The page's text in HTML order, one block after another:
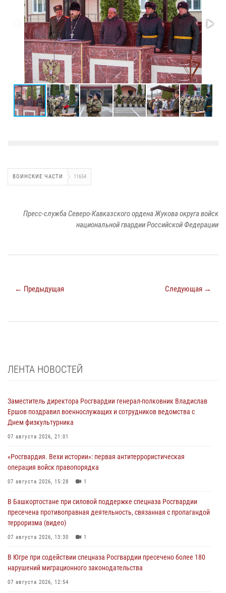
ВОИНСКИЕ ЧАСТИ 11654
Пресс-служба Северо-Кавказского ордена Жукова округа войск
национальной гвардии Российской Федерации
← Предыдущая Следующая →
ЛЕНТА НОВОСТЕЙ
Заместитель директора Росгвардии генерал-полковник Владислав
Ершов поздравил военнослужащих и сотрудников ведомства с
Днем физкультурника
07 августа 2026, 21:01
«Росгвардия. Вехи истории»: первая антитеррористическая
операция войск правопорядка
07 августа 2026, 15:28 1
В Башкортостане при силовой поддержке спецназа Росгвардии
пресечена противоправная деятельность, связанная с пропагандой
терроризма (видео)
07 августа 2026, 13:30 1
В Югре при содействии спецназа Росгвардии пресечено более 180
нарушений миграционного законодательства
07 августа 2026, 12:54